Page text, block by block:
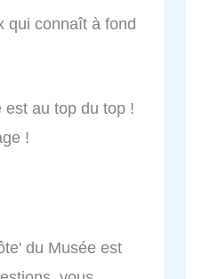
qui connaît à fond
au top du top !
!
du Musée est